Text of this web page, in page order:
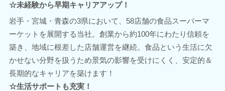
☆未経験から早期キャリアアップ！
岩手・宮城・青森の3県において、58店舗の食品スーパーマ
ーケットを展開する当社。創業から約100年にわたり信頼を
築き、地域に根差した店舗運営を継続。食品という生活に欠
かせない分野を扱うため景気の影響を受けにくく、安定的＆
長期的なキャリアを築けます！
☆生活サポートも充実！